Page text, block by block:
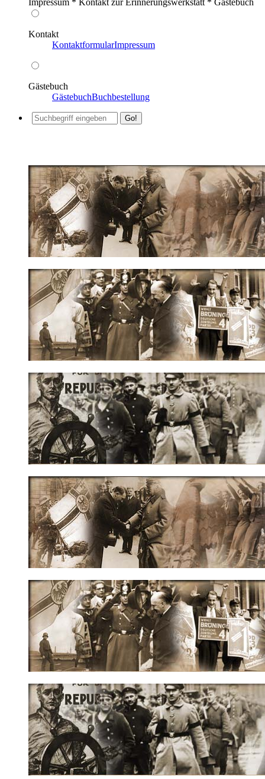
Impressum * Kontakt zur Erinnerungswerkstatt * Gästebuch
Kontakt
KontaktformularImpressum
Gästebuch
GästebuchBuchbestellung